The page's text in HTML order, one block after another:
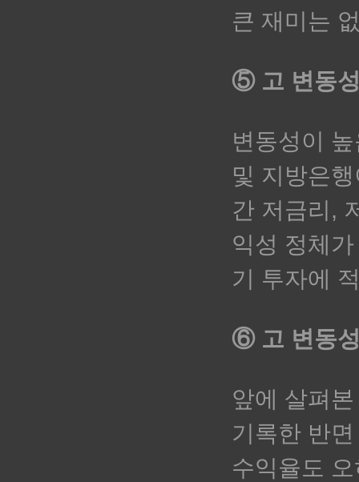
큰 재미는
⑤ 고 변동
변동성이
및 지방은
간 저금리,
익성 정체
기 투자에
⑥ 고 변동
앞에 살펴
기록한 반
수익율도